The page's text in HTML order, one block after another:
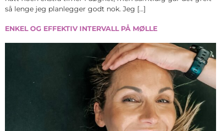
så lenge jeg planlegger godt nok. Jeg […]
ENKEL OG EFFEKTIV INTERVALL PÅ MØLLE